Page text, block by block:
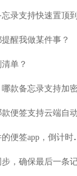
醒我做某件事？
单？
有没有支持